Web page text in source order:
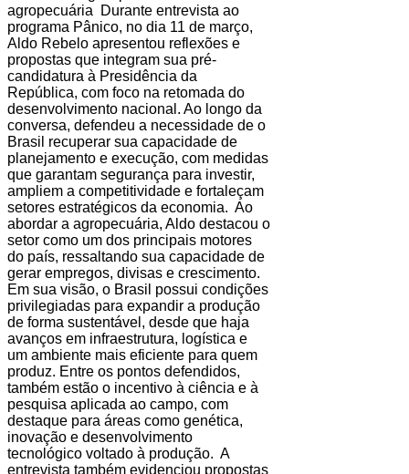
agropecuária Durante entrevista ao
programa Pânico, no dia 11 de março,
Aldo Rebelo apresentou reflexões e
propostas que integram sua pré-
candidatura à Presidência da
República, com foco na retomada do
desenvolvimento nacional. Ao longo da
conversa, defendeu a necessidade de o
Brasil recuperar sua capacidade de
planejamento e execução, com medidas
que garantam segurança para investir,
ampliem a competitividade e fortaleçam
setores estratégicos da economia. Ao
abordar a agropecuária, Aldo destacou o
setor como um dos principais motores
do país, ressaltando sua capacidade de
gerar empregos, divisas e crescimento.
Em sua visão, o Brasil possui condições
privilegiadas para expandir a produção
de forma sustentável, desde que haja
avanços em infraestrutura, logística e
um ambiente mais eficiente para quem
produz. Entre os pontos defendidos,
também estão o incentivo à ciência e à
pesquisa aplicada ao campo, com
destaque para áreas como genética,
inovação e desenvolvimento
tecnológico voltado à produção. A
entrevista também evidenciou propostas